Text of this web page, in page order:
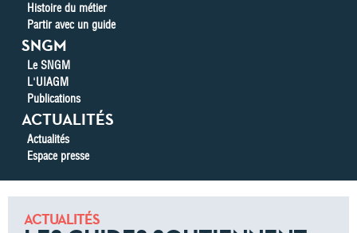
Histoire du métier
Partir avec un guide
SNGM
Le SNGM
L'UIAGM
Publications
ACTUALITÉS
Actualités
Espace presse
ACTUALITÉS